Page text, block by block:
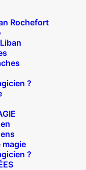
Rochefort
?
magie
?
62 35 00